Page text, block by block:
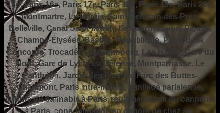
15e, Paris 16e, Paris 17e, Paris 18e, Paris 19e, Paris 20e,
Montmartre, Le Marais, Saint-Germain-des-Prés,
Belleville, Canal Saint-Martin, Le Quartier Latin, Pigalle,
Champs-Élysées, Bastille, République, Place de la
Concorde, Trocadéro, Luxembourg, Les Halles, Gare du
Nord, Gare de Lyon, La Défense, Montparnasse, Le
Panthéon, Jardin des Plantes, Parc des Buttes-
Chaumont, Paris intra-muros, banlieue parisienne,
culture du cannabis à Paris, réglementation du cannabis
à Paris, consommation en dehors de chez soi,